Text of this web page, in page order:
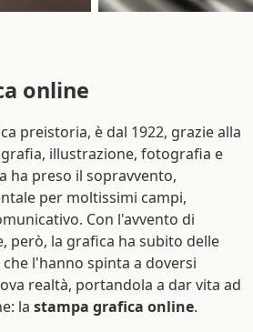
online
preistoria, è dal 1922, grazie alla
illustrazione, fotografia e
ha preso il sopravvento,
per moltissimi campi,
Con l'avvento di
però, la grafica ha subito delle
l'hanno spinta a doversi
realtà, portandola a dar vita ad
la stampa grafica online.